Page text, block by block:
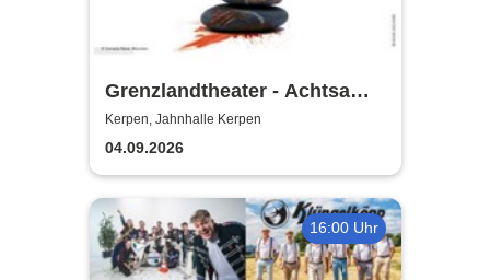
Grenzlandtheater - Achtsam
Morden durch bewusste
Ernährung
Kerpen, Jahnhalle Kerpen
04.09.2026
16:00 Uhr